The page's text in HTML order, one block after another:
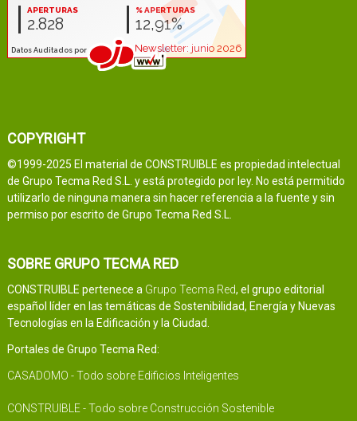
COPYRIGHT
©1999-2025 El material de CONSTRUIBLE es propiedad intelectual
de Grupo Tecma Red S.L. y está protegido por ley. No está permitido
utilizarlo de ninguna manera sin hacer referencia a la fuente y sin
permiso por escrito de Grupo Tecma Red S.L.
SOBRE GRUPO TECMA RED
CONSTRUIBLE pertenece a Grupo Tecma Red, el grupo editorial
español líder en las temáticas de Sostenibilidad, Energía y Nuevas
Tecnologías en la Edificación y la Ciudad.
Portales de Grupo Tecma Red:
CASADOMO - Todo sobre Edificios Inteligentes
CONSTRUIBLE - Todo sobre Construcción Sostenible